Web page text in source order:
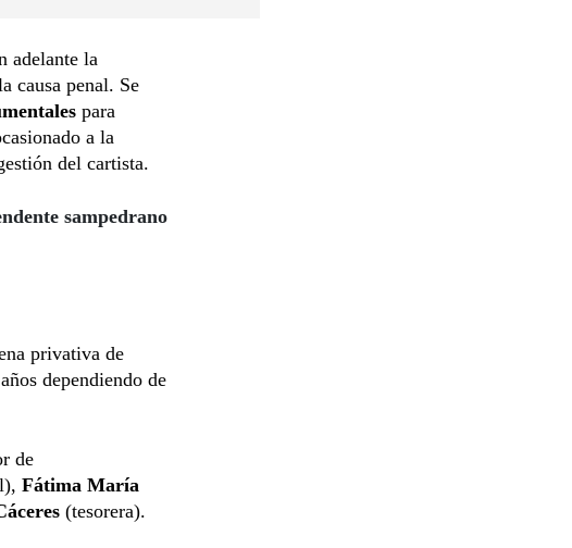
adelante la
causa penal. Se
para
a la
del cartista.
sampedrano
privativa de
dependiendo de
de
Fátima María
(tesorera).